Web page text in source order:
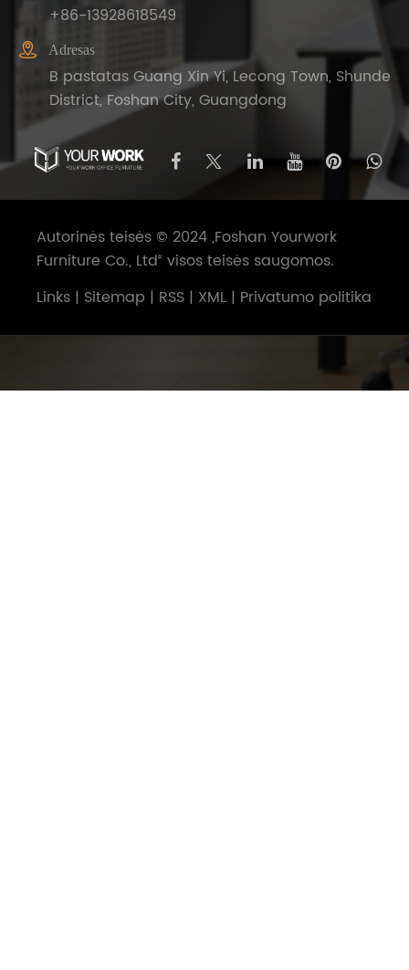
+86-13928618549
 Adresas
B pastatas Guang Xin Yi, Lecong Town, Shunde
District, Foshan City, Guangdong
Autorinės teisės © 2024 „Foshan Yourwork
Furniture Co., Ltd“ visos teisės saugomos.
Links | Sitemap | RSS | XML | Privatumo politika